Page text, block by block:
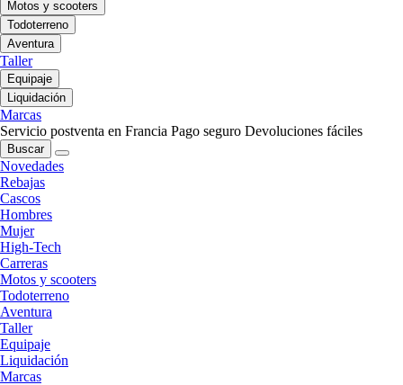
Motos y scooters
Todoterreno
Aventura
Taller
Equipaje
Liquidación
Marcas
Servicio postventa en Francia Pago seguro Devoluciones fáciles
Buscar
Novedades
Rebajas
Cascos
Hombres
Mujer
High-Tech
Carreras
Motos y scooters
Todoterreno
Aventura
Taller
Equipaje
Liquidación
Marcas